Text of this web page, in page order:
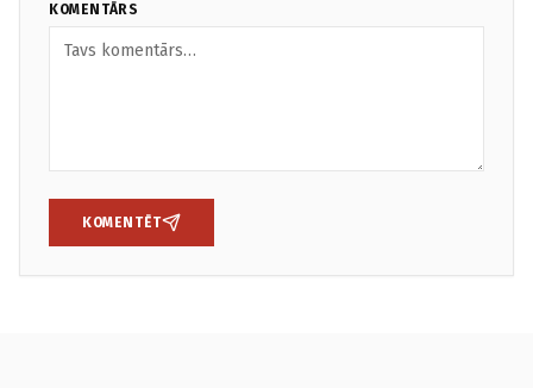
KOMENTĀRS
KOMENTĒT